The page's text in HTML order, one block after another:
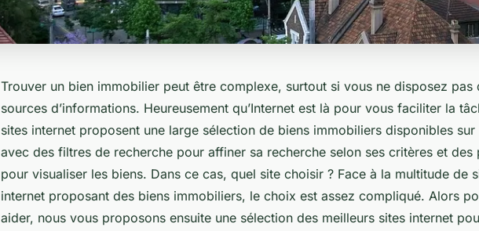
Trouver un bien immobilier peut être complexe, surtout si vous ne disposez pas
sources d’informations. Heureusement qu’Internet est là pour vous faciliter la
sites internet proposent une large sélection de biens immobiliers disponibles sur
avec des filtres de recherche pour affiner sa recherche selon ses critères et des
pour visualiser les biens. Dans ce cas, quel site choisir ? Face à la multitude de
internet proposant des biens immobiliers, le choix est assez compliqué. Alors
aider, nous vous proposons ensuite une sélection des meilleurs sites internet